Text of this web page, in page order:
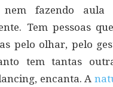
nem fazendo aula
Tem pessoas
pelo olhar, pelo
tem tantas
encanta. A